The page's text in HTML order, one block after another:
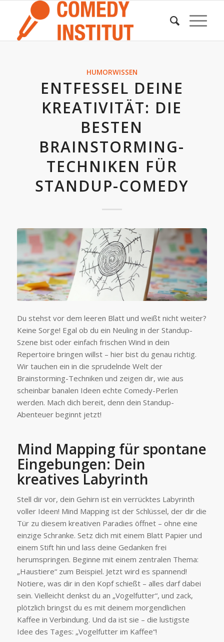
HUMORWISSEN
ENTFESSEL DEINE
KREATIVITÄT: DIE
BESTEN
BRAINSTORMING-
TECHNIKEN FÜR
STANDUP-COMEDY
Du stehst vor dem leeren Blatt und weißt nicht weiter?
Keine Sorge! Egal ob du ein Neuling in der Standup-
Szene bist oder einfach frischen Wind in dein
Repertoire bringen willst – hier bist du genau richtig.
Wir tauchen ein in die sprudelnde Welt der
Brainstorming-Techniken und zeigen dir, wie aus
scheinbar banalen Ideen echte Comedy-Perlen
werden. Mach dich bereit, denn dein Standup-
Abenteuer beginnt jetzt!
Mind Mapping für spontane
Eingebungen: Dein
kreatives Labyrinth
Stell dir vor, dein Gehirn ist ein verrücktes Labyrinth
voller Ideen! Mind Mapping ist der Schlüssel, der dir die
Tür zu diesem kreativen Paradies öffnet – ohne eine
einzige Schranke. Setz dich mit einem Blatt Papier und
einem Stift hin und lass deine Gedanken frei
herumspringen. Beginne mit einem zentralen Thema:
„Haustiere“ zum Beispiel. Jetzt wird es spannend!
Notiere, was dir in den Kopf schießt – alles darf dabei
sein. Vielleicht denkst du an „Vogelfutter“, und zack,
plötzlich bringst du es mit deinem morgendlichen
Kaffee in Verbindung. Und da ist sie – die lustigste
Idee des Tages: „Vogelfutter im Kaffee“!